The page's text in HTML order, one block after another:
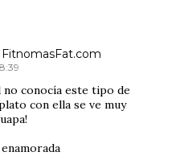
no conocía este tipo de
con ella se ve muy